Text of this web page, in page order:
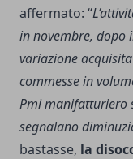
affermato: “
in novembre, dopo
variazione
commesse in
Pmi manifatturiero
segnalano
bastasse, la